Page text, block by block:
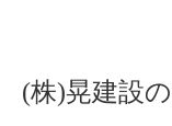
(株)晃建設